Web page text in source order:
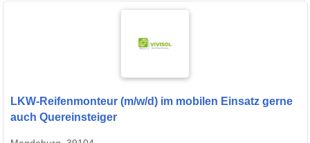
LKW-Reifenmonteur (m/w/d) im mobilen Einsatz gerne
auch Quereinsteiger